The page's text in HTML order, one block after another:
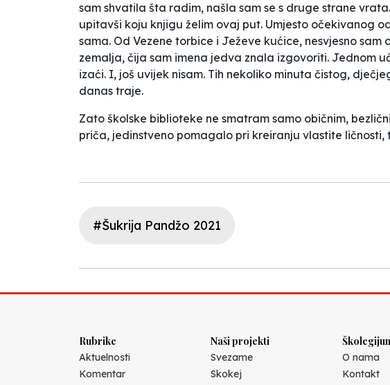
sam shvatila šta radim, našla sam se s druge strane
upitavši koju knjigu želim ovaj put. Umjesto očekivanog
sama. Od Vezene torbice i Ježeve kućice, nesvjesno
zemalja, čija sam imena jedva znala izgovoriti. Jednom
izaći. I, još uvijek nisam. Tih nekoliko minuta čistog,
danas traje.
Zato školske biblioteke ne smatram samo običnim,
priča, jedinstveno pomagalo pri kreiranju vlastite ličnosti,
#Šukrija Pandžo 2021
Rubrike
Aktuelnosti
Komentar
Naši projekti
Svezame
Skokej
O nama
Kontakt